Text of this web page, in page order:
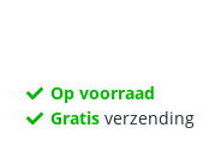
Op voorraad
Gratis verzending